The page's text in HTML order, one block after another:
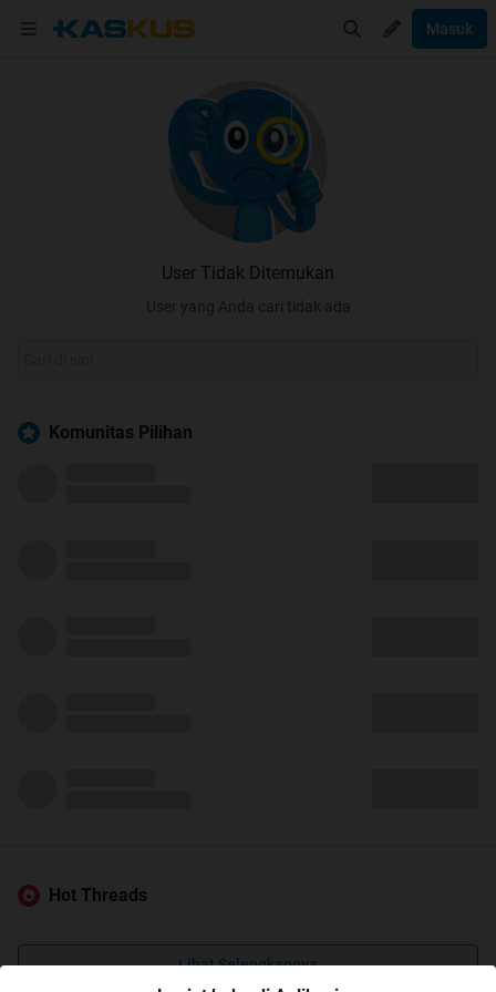
Masuk
User Tidak Ditemukan
User yang Anda cari tidak ada
Komunitas Pilihan
Hot Threads
Lihat Selengkapnya